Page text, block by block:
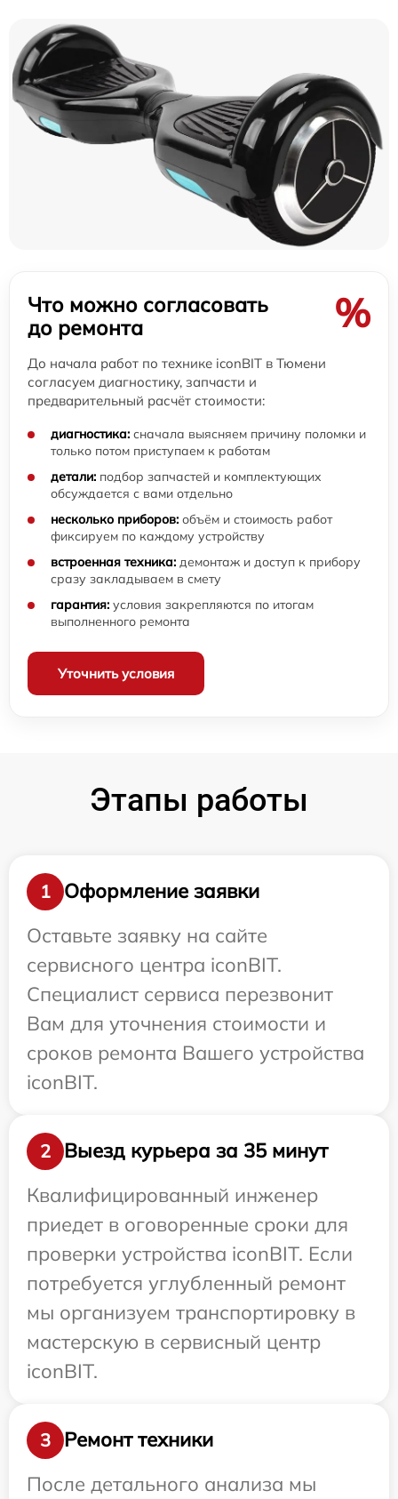
Что можно согласовать
до ремонта
%
До начала работ по технике iconBIT в Тюмени
согласуем диагностику, запчасти и
предварительный расчёт стоимости:
диагностика: сначала выясняем причину поломки и
только потом приступаем к работам
детали: подбор запчастей и комплектующих
обсуждается с вами отдельно
несколько приборов: объём и стоимость работ
фиксируем по каждому устройству
встроенная техника: демонтаж и доступ к прибору
сразу закладываем в смету
гарантия: условия закрепляются по итогам
выполненного ремонта
Уточнить условия
Этапы работы
1
Оформление заявки
Оставьте заявку на сайте
сервисного центра iconBIT.
Специалист сервиса перезвонит
Вам для уточнения стоимости и
сроков ремонта Вашего устройства
iconBIT.
2
Выезд курьера за 35 минут
Квалифицированный инженер
приедет в оговоренные сроки для
проверки устройства iconBIT. Если
потребуется углубленный ремонт
мы организуем транспортировку в
мастерскую в сервисный центр
iconBIT.
3
Ремонт техники
После детального анализа мы